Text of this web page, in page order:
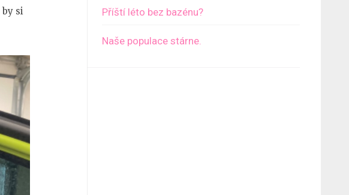
si
Příští léto bez bazénu?
Naše populace stárne.